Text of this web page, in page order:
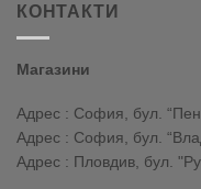
КОНТАКТИ
Магазини
Адрес : София, бул.
Адрес : София, бул.
Адрес : Пловдив, бул.